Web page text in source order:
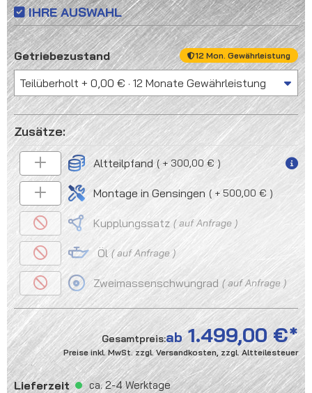
IHRE AUSWAHL
Gesamtpreis:ab 1.499,00 €
Preise inkl. MwSt. zzgl. Versandkosten, zzgl. Altteilesteuer
Lieferzeit ca. 2-4 Werktage
Getriebezustandauswählen 12 Mon. Gewährleistung
Altteilpfand + 300,00 €
Montage in Gensingen + 500,00 €
Kupplungssatz auf Anfrage
Öl auf Anfrage
Zweimassenschwungrad auf Anfrage